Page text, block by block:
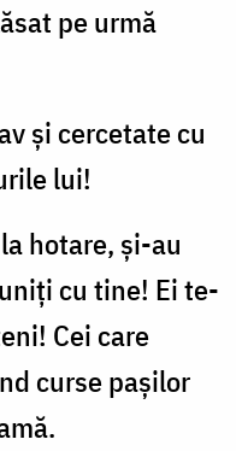
pe urmă
şi cercetate cu
lui!
hotare, şi-au
cu tine! Ei te-
Cei care
curse paşilor